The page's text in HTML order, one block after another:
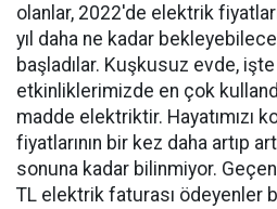
olanlar, 2022'de elektrik
yıl daha ne kadar
başladılar. Kuşkusuz evde,
etkinliklerimizde en çok
madde elektriktir. Hayatımızı
fiyatlarının bir kez daha artıp
sonuna kadar bilinmiyor.
TL elektrik faturası ödeyenler